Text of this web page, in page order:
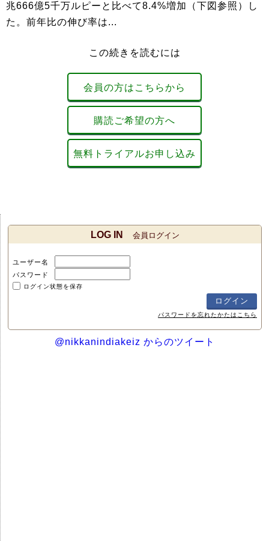
兆666億5千万ルピーと比べて8.4%増加（下図参照）し
た。前年比の伸び率は...
この続きを読むには
会員の方はこちらから
購読ご希望の方へ
無料トライアルお申し込み
LOG IN 会員ログイン
ユーザー名
パスワード
ログイン状態を保存
パスワードを忘れたかたはこちら
@nikkanindiakeiz からのツイート